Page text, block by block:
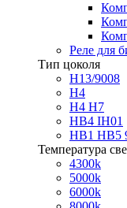
Реле для
Тип цоколя
H13/9008
H4
H4 H7
HB4 IH01
HB1 HB5
Температура
4300k
5000k
6000k